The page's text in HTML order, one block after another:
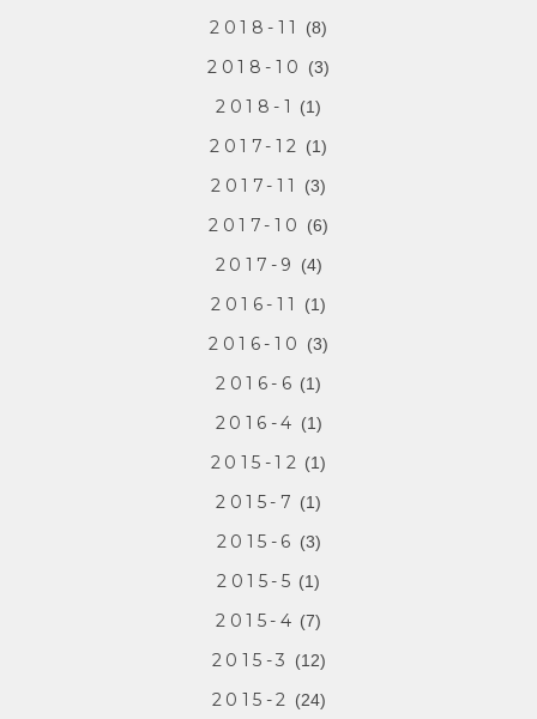
2018-11 (8)
2018-10 (3)
2018-1 (1)
2017-12 (1)
2017-11 (3)
2017-10 (6)
2017-9 (4)
2016-11 (1)
2016-10 (3)
2016-6 (1)
2016-4 (1)
2015-12 (1)
2015-7 (1)
2015-6 (3)
2015-5 (1)
2015-4 (7)
2015-3 (12)
2015-2 (24)